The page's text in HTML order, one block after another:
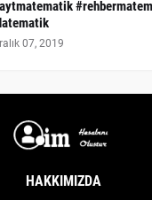
07, 2019
HAKKIMIZDA